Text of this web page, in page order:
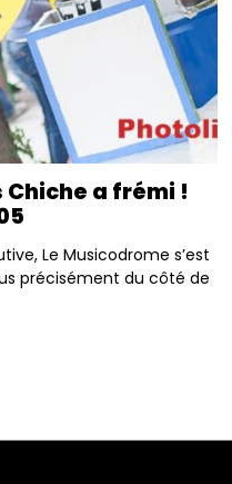
Chiche a frémi !
Le Musicodrome s’est
précisément du côté de